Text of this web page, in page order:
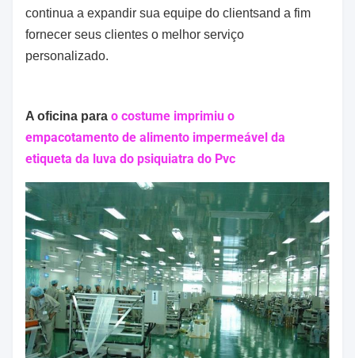
continua a expandir sua equipe do clientsand a fim
fornecer seus clientes o melhor serviço
personalizado.
A oficina para o costume imprimiu o
empacotamento de alimento impermeável da
etiqueta da luva do psiquiatra do Pvc